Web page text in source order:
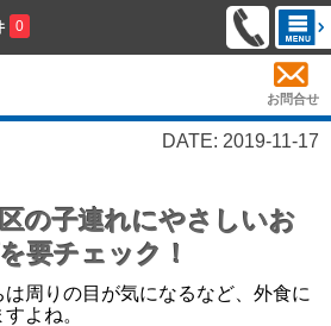
0
お問合せ
DATE: 2019-11-17
の子連れにやさしいお
要チェック！
周りの目が気になるなど、外食に
よね。